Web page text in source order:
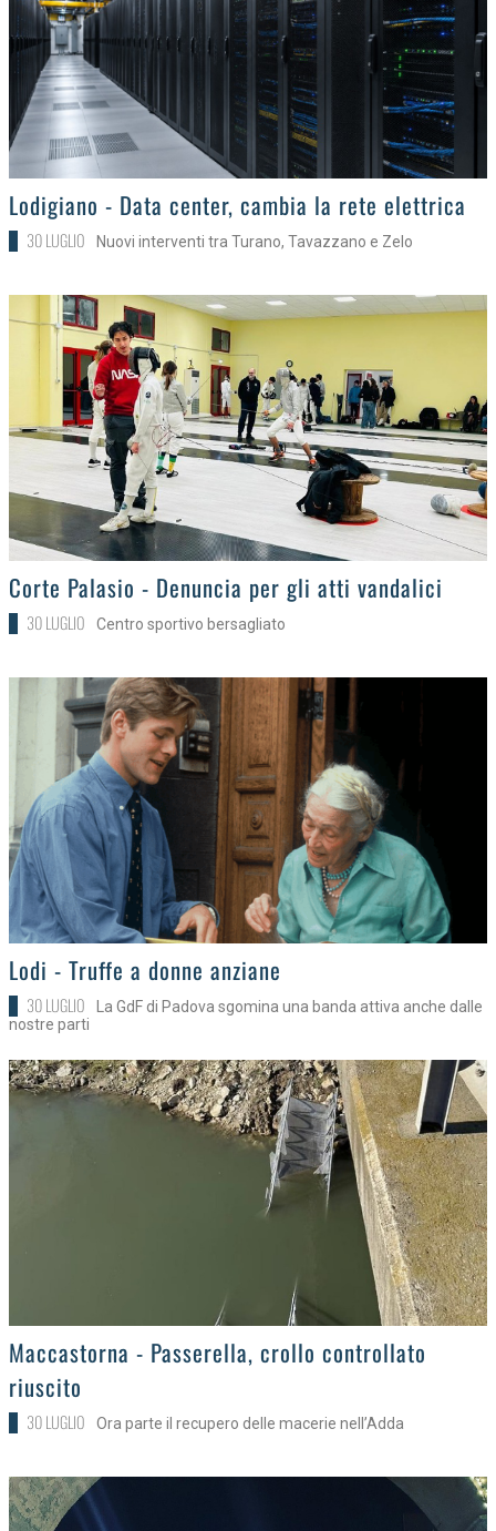
>Lodigiano - Data center, cambia la rete elettrica
30 LUGLIO Nuovi interventi tra Turano, Tavazzano e Zelo
>
Corte Palasio - Denuncia per gli atti vandalici
30 LUGLIO Centro sportivo bersagliato
>Lodi - Truffe a donne anziane
30 LUGLIO
La GdF di Padova sgomina una banda attiva anche dalle
nostre parti
>Maccastorna - Passerella, crollo controllato
riuscito
30 LUGLIO Ora parte il recupero delle macerie nell’Adda